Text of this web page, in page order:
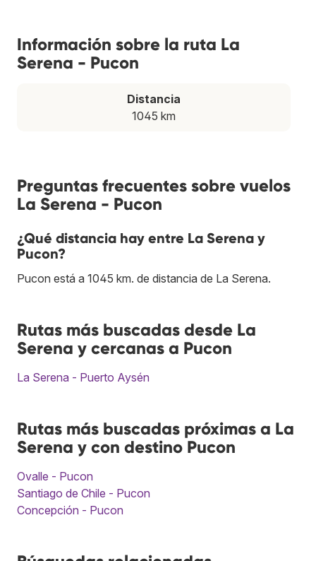
Información sobre la ruta La
Serena - Pucon
Distancia
1045 km
Preguntas frecuentes sobre vuelos
La Serena - Pucon
¿Qué distancia hay entre La Serena y
Pucon?
Pucon está a 1045 km. de distancia de La Serena.
Rutas más buscadas desde La
Serena y cercanas a Pucon
La Serena - Puerto Aysén
Rutas más buscadas próximas a La
Serena y con destino Pucon
Ovalle - Pucon
Santiago de Chile - Pucon
Concepción - Pucon